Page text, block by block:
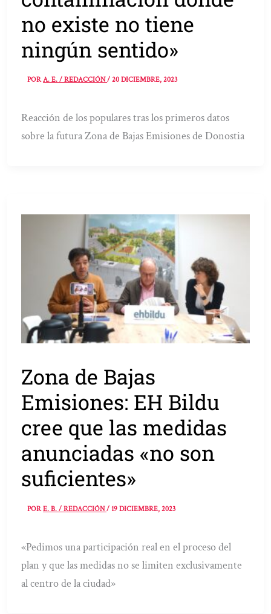
no existe no tiene
ningún sentido»
PORA. E. / REDACCIÓN/20 DICIEMBRE, 2023
Reacción de los populares tras los primeros datos
sobre la futura Zona de Bajas Emisiones de Donostia
Zona de Bajas
Emisiones: EH Bildu
cree que las medidas
anunciadas «no son
suficientes»
PORE. B. / REDACCIÓN/19 DICIEMBRE, 2023
«Pedimos una participación real en el proceso del
plan y que las medidas no se limiten exclusivamente
al centro de la ciudad»